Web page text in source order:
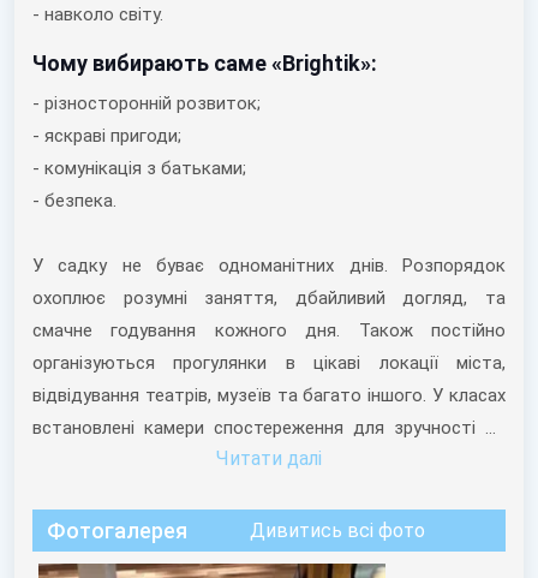
- навколо світу.
Чому вибирають саме «Brightik»:
- різносторонній розвиток;
- яскраві пригоди;
- комунікація з батьками;
- безпека.
У садку не буває одноманітних днів. Розпорядок
охоплює розумні заняття, дбайливий догляд, та
смачне годування кожного дня. Також постійно
організуються прогулянки в цікаві локації міста,
відвідування театрів, музеїв та багато іншого. У класах
встановлені камери спостереження для зручності та
Адреса:
Луцьк, Ветеранів, 18
Читати далi
Фотогалерея Дивитись всі фото